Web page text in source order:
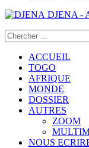
DJENA -
ACCUEIL
TOGO
AFRIQUE
MONDE
DOSSIER
AUTRES
ZOOM
NOUS